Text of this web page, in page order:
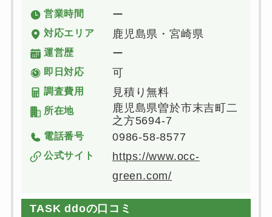
営業時間 ー
対応エリア 鹿児島県・宮崎県
運営歴 ー
即日対応 可
調査費用 見積り無料
所在地
鹿児島県曽於市末吉町二
之方5694-7
電話番号 0986-58-8577
公式サイト
https://www.occ-
green.com/
TASK ddoの口コミ